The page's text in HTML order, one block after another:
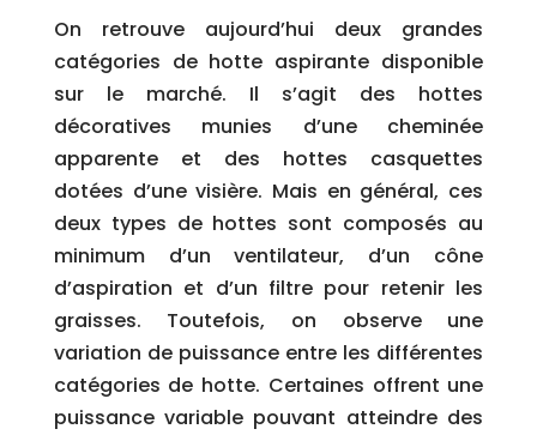
On retrouve aujourd’hui deux grandes
catégories de hotte aspirante disponible
sur le marché. Il s’agit des hottes
décoratives munies d’une cheminée
apparente et des hottes casquettes
dotées d’une visière. Mais en général, ces
deux types de hottes sont composés au
minimum d’un ventilateur, d’un cône
d’aspiration et d’un filtre pour retenir les
graisses. Toutefois, on observe une
variation de puissance entre les différentes
catégories de hotte. Certaines offrent une
puissance variable pouvant atteindre des